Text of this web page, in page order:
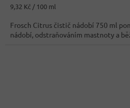
3,5
z
5
hvězdiček.
Měrná
9,32 Kč / 100 ml
Frosch Citrus čistič nádobí 750 ml
nádobí, odstraňováním mastnoty a